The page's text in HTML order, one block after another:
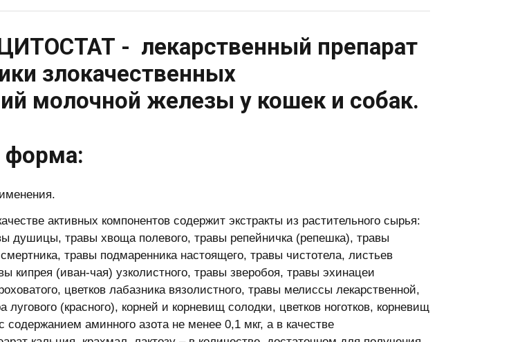
- лекарственный препарат
злокачественных
молочной железы у кошек и собак.
форма:
активных компонентов содержит экстракты из растительного сырья:
душицы, травы хвоща полевого, травы репейничка (репешка), травы
травы подмаренника настоящего, травы чистотела, листьев
кипрея (иван-чая) узколистного, травы зверобоя, травы эхинацеи
цветков лабазника вязолистного, травы мелиссы лекарственной,
лугового (красного), корней и корневищ солодки, цветков ноготков, корневищ
содержанием аминного азота не менее 0,1 мкг, а в качестве